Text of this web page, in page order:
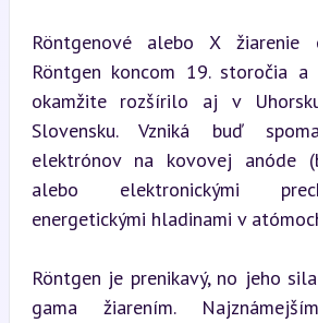
Röntgenové alebo X žiarenie
Röntgen koncom 19. storočia
okamžite rozšírilo aj v
Slovensku. Vzniká buď
elektrónov na kovovej anóde
alebo elektronickými
energetickými hladinami v
Röntgen je prenikavý, no jeho
gama žiarením.